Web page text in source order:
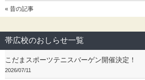
« 昔の記事
帯広校のおしらせ一覧
こだまスポーツテニスバーゲン開催決定！
2026/07/11